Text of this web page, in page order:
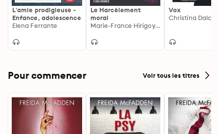
L'amie prodigieuse -
Enfance, adolescence
Elena Ferrante
Le Harcèlement
moral
Marie-France Hirigoyen
Vox
Christina
Pour commencer Voir tous les titres